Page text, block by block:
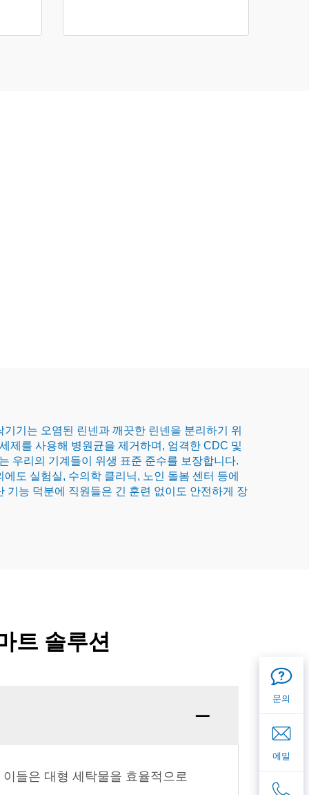
기는 오염된 린넨과 깨끗한 린넨을 분리하기 위
제를 사용해 병원균을 제거하며, 엄격한 CDC 및
우리의 기계들이 위생 표준 준수를 보장합니다.
도 실험실, 수의학 클리닉, 노인 돌봄 센터 등에
능 덕분에 직원들은 긴 훈련 없이도 안전하게 장
트 솔루션
들은 대형 세탁물을 효율적으로
문의
에밀